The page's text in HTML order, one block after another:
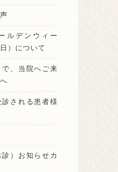
ルデンウィー
）について
、当院へご来
される患者様
）お知らせカ